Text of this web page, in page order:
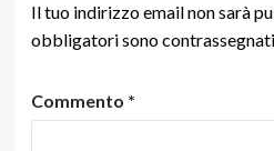
Il tuo indirizzo email non sarà
obbligatori sono contrassegnati
Commento *